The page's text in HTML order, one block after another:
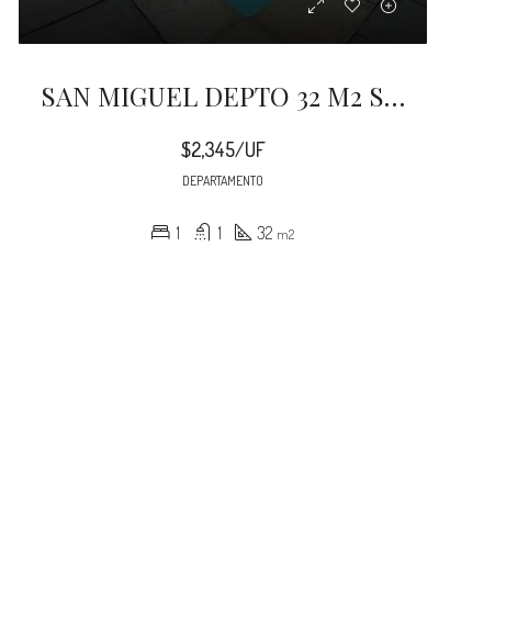
SAN MIGUEL DEPTO 32 M2 SAN NICOLAS
$2,345/UF
DEPARTAMENTO
1 1 32 m2